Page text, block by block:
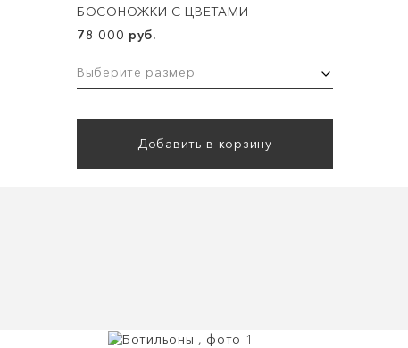
БОСОНОЖКИ С ЦВЕТАМИ
78 000 руб.
Выберите размер
Добавить в корзину